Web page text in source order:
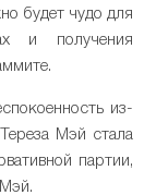
будет чудо для
и получения
из-
Мэй стала
партии,